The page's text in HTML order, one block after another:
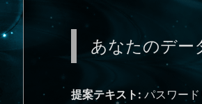
あなたのデー
提案テキスト: パスワー